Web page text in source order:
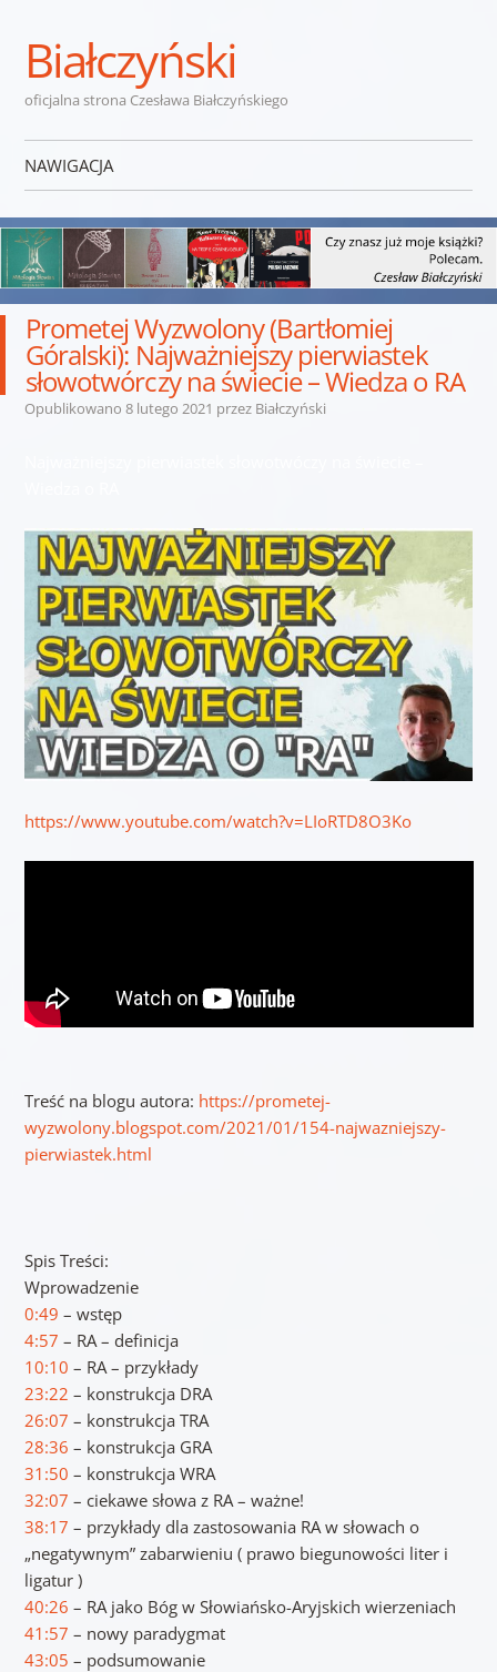
Białczyński
oficjalna strona Czesława Białczyńskiego
NAWIGACJA
Prometej Wyzwolony (Bartłomiej
Góralski): Najważniejszy pierwiastek
słowotwórczy na świecie – Wiedza o RA
Opublikowano 8 lutego 2021 przez Białczyński
https://www.youtube.com/watch?v=LIoRTD8O3Ko
Treść na blogu autora: https://prometej-
wyzwolony.blogspot.com/2021/01/154-najwazniejszy-
pierwiastek.html
Spis Treści:
Wprowadzenie
0:49 – wstęp
4:57 – RA – definicja
10:10 – RA – przykłady
23:22 – konstrukcja DRA
26:07 – konstrukcja TRA
28:36 – konstrukcja GRA
31:50 – konstrukcja WRA
32:07 – ciekawe słowa z RA – ważne!
38:17 – przykłady dla zastosowania RA w słowach o
„negatywnym” zabarwieniu ( prawo biegunowości liter i
ligatur )
40:26 – RA jako Bóg w Słowiańsko-Aryjskich wierzeniach
41:57 – nowy paradygmat
43:05 – podsumowanie